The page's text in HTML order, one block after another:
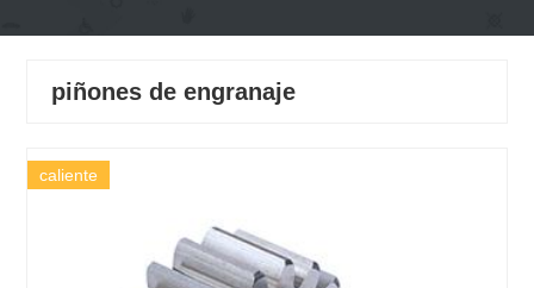
piñones de engranaje
caliente